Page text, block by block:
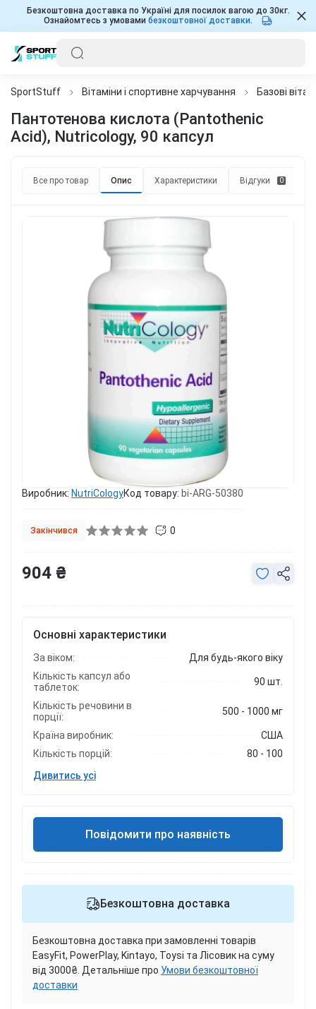
Безкоштовна доставка по Україні для посилок вагою до 30кг.
Ознайомтесь з умовами безкоштовної доставки.
SportStuff Вітаміни і спортивне харчування Базові
Пантотенова кислота (Pantothenic
Acid), Nutricology, 90 капсул
Все про товар Опис Характеристики Відгуки 0
Виробник: NutriCologyКод товару: bi-ARG-50380
Закінчився 0
Основні характеристики
За віком:
Для будь-якого віку
Кількість капсул або
таблеток:
90 шт.
Кількість речовини в
порції:
500 - 1000 мг
Країна виробник:
США
Кількість порцій:
80 - 100
Дивитись усі
904 ₴
Повідомити про наявність
Безкоштовна доставка
Безкоштовна доставка при замовленні товарів
EasyFit, PowerPlay, Kintayo, Toysi та Лісовик на суму
від 3000₴. Детальніше про Умови безкоштовної
доставки